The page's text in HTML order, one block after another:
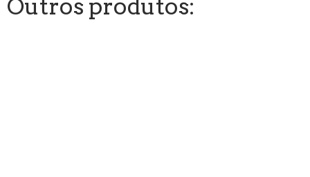
Outros produtos: